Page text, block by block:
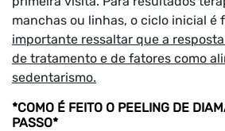
manchas ou linhas, o ciclo inicial é
importante ressaltar que a
de tratamento e de fatores como
sedentarismo.
*COMO É FEITO O PEELING DE
PASSO*